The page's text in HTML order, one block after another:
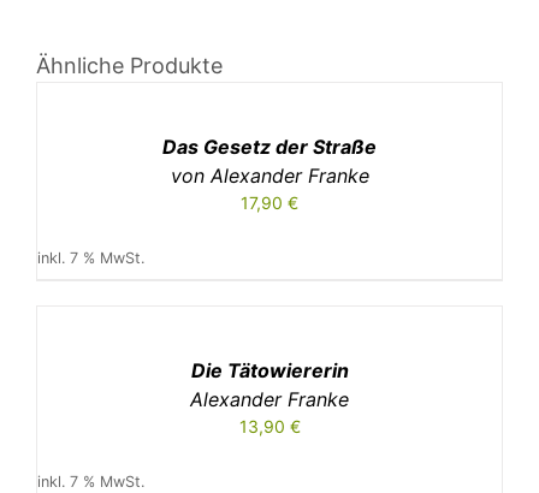
Ähnliche Produkte
IN
DEN
Das Gesetz der Straße
von Alexander Franke
17,90 €
inkl. 7 % MwSt.
Die Tätowiererin
Alexander Franke
13,90 €
inkl. 7 % MwSt.